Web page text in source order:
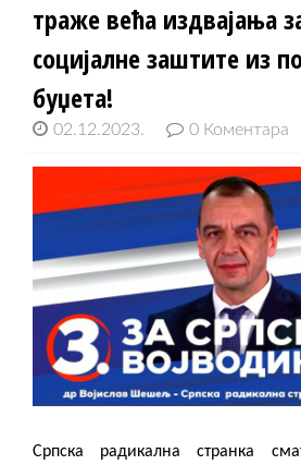
траже већа издвајања
социјалне заштите из
буџета!
02.12.2023. 0 Коментара
Српска радикална странка